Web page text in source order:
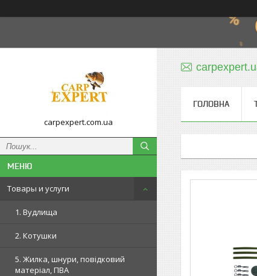
carpexpert.com.ua
Товары и услуги
1. Вудлища
2. Котушки
5. Жилка, шнури, повідковий
матеріал, ПВА
ГОЛОВНА